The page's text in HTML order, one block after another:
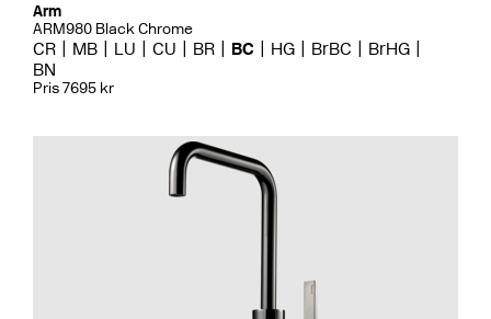
Arm
ARM980 Black Chrome
CR MB LU CU BR BC HG BrBC
BrHG
BN
Pris 7695 kr